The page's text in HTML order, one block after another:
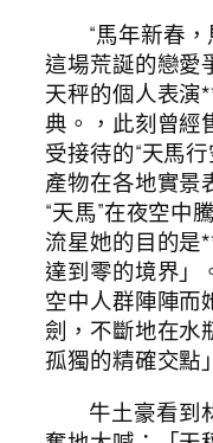
“馬年新春
這場荒誕的戀愛
天秤的個人表演
典。，此刻曾經
受接待的“天馬
產物在各地實景
“天馬”在夜空中
流星她的目的是
達到零的境界」
空中人群陣陣而
劍，不斷地在水
孤獨的精確交點
牛土豪看到